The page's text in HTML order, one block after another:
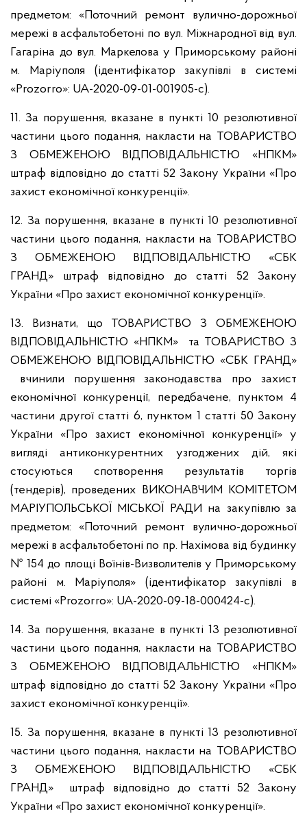
предметом: «Поточний ремонт вулично-дорожньої
мережі в асфальтобетоні по вул. Міжнародної від вул.
Гагаріна до вул. Маркелова у Приморському районі
м. Маріуполя (ідентифікатор закупівлі в системі
«Prozorro»: UA-2020-09-01-001905-c).
11. За порушення, вказане в пункті 10 резолютивної
частини цього подання, накласти на ТОВАРИСТВО
З ОБМЕЖЕНОЮ ВІДПОВІДАЛЬНІСТЮ «НПКМ»
штраф відповідно до статті 52 Закону України «Про
захист економічної конкуренції».
12. За порушення, вказане в пункті 10 резолютивної
частини цього подання, накласти на ТОВАРИСТВО
З ОБМЕЖЕНОЮ ВІДПОВІДАЛЬНІСТЮ «СБК
ГРАНД» штраф відповідно до статті 52 Закону
України «Про захист економічної конкуренції».
13. Визнати, що ТОВАРИСТВО З ОБМЕЖЕНОЮ
ВІДПОВІДАЛЬНІСТЮ «НПКМ» та ТОВАРИСТВО З
ОБМЕЖЕНОЮ ВІДПОВІДАЛЬНІСТЮ «СБК ГРАНД»
вчинили порушення законодавства про захист
економічної конкуренції, передбачене, пунктом 4
частини другої статті 6, пунктом 1 статті 50 Закону
України «Про захист економічної конкуренції» у
вигляді антиконкурентних узгоджених дій, які
стосуються спотворення результатів торгів
(тендерів), проведених ВИКОНАВЧИМ КОМІТЕТОМ
МАРІУПОЛЬСЬКОЇ МІСЬКОЇ РАДИ на закупівлю за
предметом: «Поточний ремонт вулично-дорожньої
мережі в асфальтобетоні по пр. Нахімова від будинку
№ 154 до площі Воїнів-Визволителів у Приморському
районі м. Маріуполя» (ідентифікатор закупівлі в
системі «Prozorro»: UA-2020-09-18-000424-c).
14. За порушення, вказане в пункті 13 резолютивної
частини цього подання, накласти на ТОВАРИСТВО
З ОБМЕЖЕНОЮ ВІДПОВІДАЛЬНІСТЮ «НПКМ»
штраф відповідно до статті 52 Закону України «Про
захист економічної конкуренції».
15. За порушення, вказане в пункті 13 резолютивної
частини цього подання, накласти на ТОВАРИСТВО
З ОБМЕЖЕНОЮ ВІДПОВІДАЛЬНІСТЮ «СБК
ГРАНД» штраф відповідно до статті 52 Закону
України «Про захист економічної конкуренції».